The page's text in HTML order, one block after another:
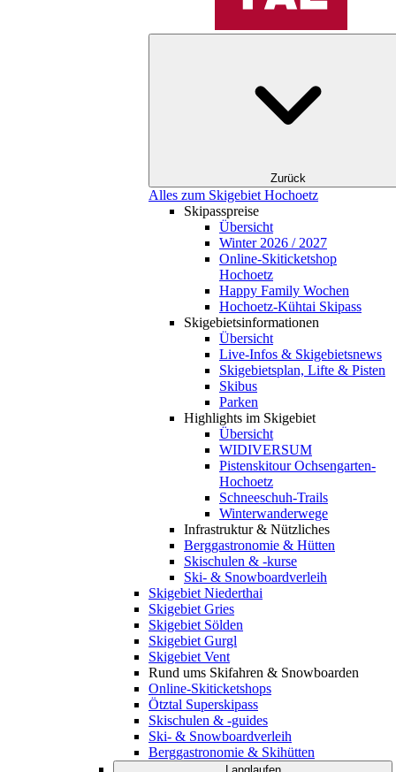
Zurück
Alles zum Skigebiet Hochoetz
Skipasspreise
Übersicht
Winter 2026 / 2027
Online-Skiticketshop
Hochoetz
Happy Family Wochen
Hochoetz-Kühtai Skipass
Skigebietsinformationen
Übersicht
Live-Infos & Skigebietsnews
Skigebietsplan, Lifte & Pisten
Skibus
Parken
Highlights im Skigebiet
Übersicht
WIDIVERSUM
Pistenskitour Ochsengarten-
Hochoetz
Schneeschuh-Trails
Winterwanderwege
Infrastruktur & Nützliches
Berggastronomie & Hütten
Skischulen & -kurse
Ski- & Snowboardverleih
Skigebiet Niederthai
Skigebiet Gries
Skigebiet Sölden
Skigebiet Gurgl
Skigebiet Vent
Rund ums Skifahren & Snowboarden
Online-Skiticketshops
Ötztal Superskipass
Skischulen & -guides
Ski- & Snowboardverleih
Berggastronomie & Skihütten